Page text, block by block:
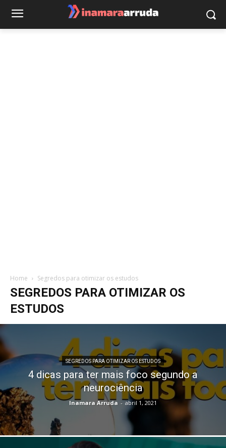
Home Segredos para otimizar os estudos
SEGREDOS PARA OTIMIZAR OS
ESTUDOS
SEGREDOS PARA OTIMIZAR OS ESTUDOS
4 dicas para ter mais foco segundo a
neurociência
Inamara Arruda - abril 1, 2021